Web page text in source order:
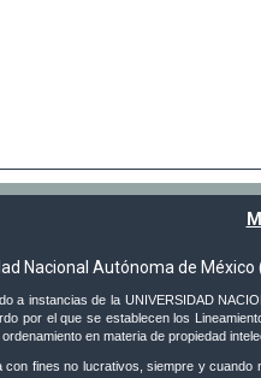
Nacional Autónoma de México
a instancias de la UNIVERSIDAD
por el que se establecen los
en materia de propiedad
con fines no lucrativos, siempre y